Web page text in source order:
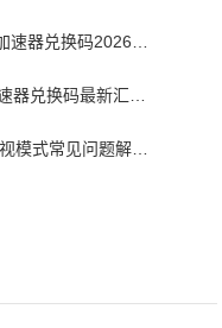
switch电视模式怎么调节音量-switch电视模式常见问题解决方案